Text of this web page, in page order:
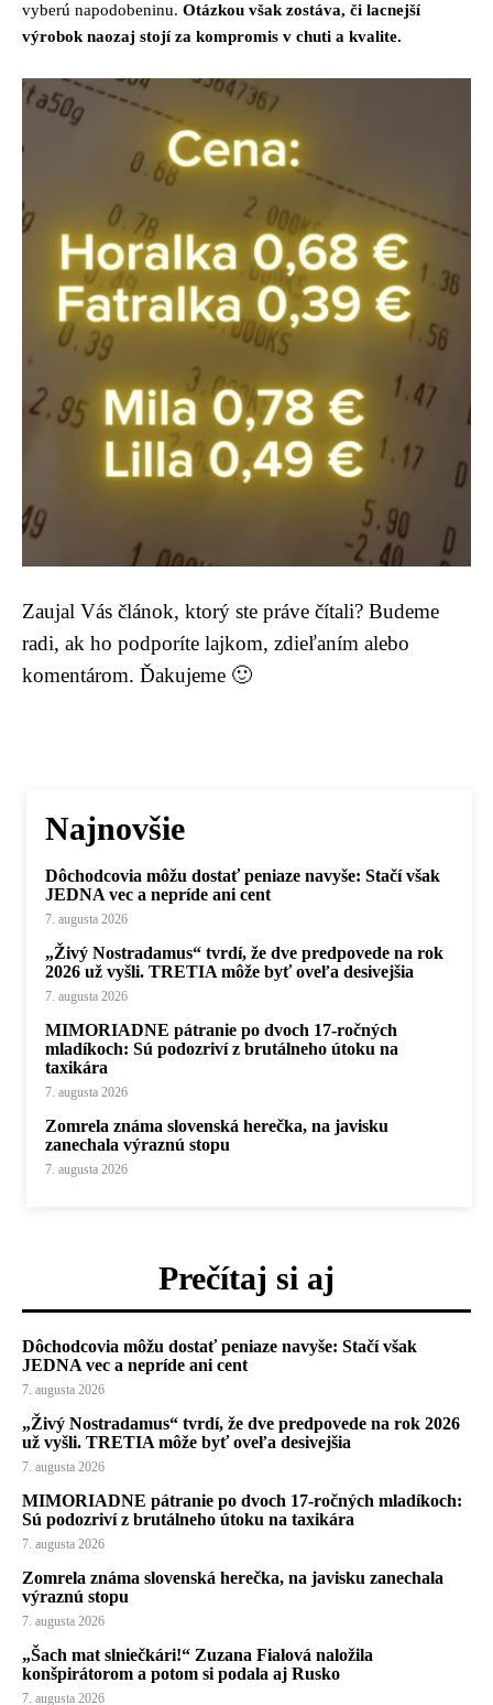
vyberú napodobeninu. Otázkou však zostáva, či lacnejší
výrobok naozaj stojí za kompromis v chuti a kvalite.
Zaujal Vás článok, ktorý ste práve čítali? Budeme
radi, ak ho podporíte lajkom, zdieľaním alebo
komentárom. Ďakujeme 🙂
Najnovšie
Dôchodcovia môžu dostať peniaze navyše: Stačí však
JEDNA vec a nepríde ani cent
7. augusta 2026
„Živý Nostradamus“ tvrdí, že dve predpovede na rok
2026 už vyšli. TRETIA môže byť oveľa desivejšia
7. augusta 2026
MIMORIADNE pátranie po dvoch 17-ročných
mladíkoch: Sú podozriví z brutálneho útoku na
taxikára
7. augusta 2026
Zomrela známa slovenská herečka, na javisku
zanechala výraznú stopu
7. augusta 2026
Prečítaj si aj
Dôchodcovia môžu dostať peniaze navyše: Stačí však
JEDNA vec a nepríde ani cent
7. augusta 2026
„Živý Nostradamus“ tvrdí, že dve predpovede na rok 2026
už vyšli. TRETIA môže byť oveľa desivejšia
7. augusta 2026
MIMORIADNE pátranie po dvoch 17-ročných mladíkoch:
Sú podozriví z brutálneho útoku na taxikára
7. augusta 2026
Zomrela známa slovenská herečka, na javisku zanechala
výraznú stopu
7. augusta 2026
„Šach mat slniečkári!“ Zuzana Fialová naložila
konšpirátorom a potom si podala aj Rusko
7. augusta 2026